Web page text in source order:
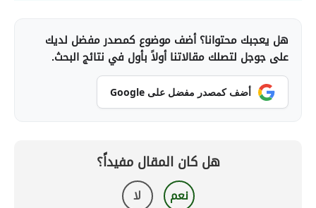
هل يعجبك محتوانا؟ أضف موضوع كمصدر مفضل لديك
على جوجل لتصلك مقالاتنا أولاً بأول في نتائج البحث.
أضف كمصدر مفضل على Google
هل كان المقال مفيداً؟
نعم لا